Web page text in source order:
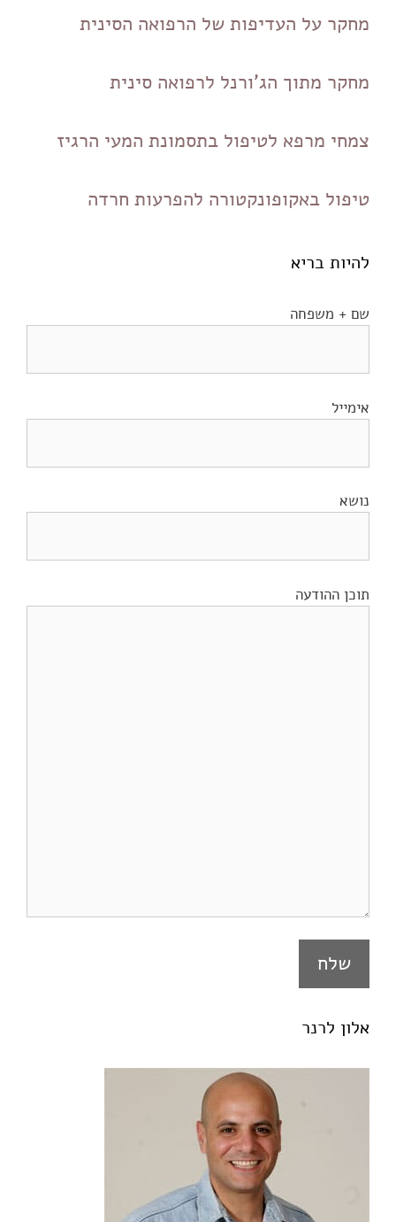
מחקר על העדיפות של הרפואה הסינית
מחקר מתוך הג'ורנל לרפואה סינית
צמחי מרפא לטיפול בתסמונת המעי הרגיז
טיפול באקופונקטורה להפרעות חרדה
להיות בריא
שם + משפחה
אימייל
נושא
תוכן ההודעה
אלון לרנר